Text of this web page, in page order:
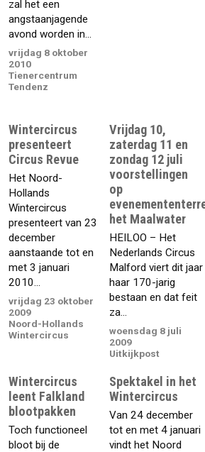
zal het een
angstaanjagende
avond worden in...
vrijdag 8 oktober
2010
Tienercentrum
Tendenz
Wintercircus
presenteert
Circus Revue
Het Noord-
Hollands
Wintercircus
presenteert van 23
december
aanstaande tot en
met 3 januari
2010...
vrijdag 23 oktober
2009
Noord-Hollands
Wintercircus
Vrijdag 10,
zaterdag 11 en
zondag 12 juli
voorstellingen
op
het Maalwater
HEILOO – Het
Nederlands Circus
Malford viert dit jaar
haar 170-jarig
bestaan en dat feit
za...
woensdag 8 juli
2009
Uitkijkpost
Wintercircus
leent Falkland
blootpakken
Toch functioneel
bloot bij de
Spektakel in het
Wintercircus
Van 24 december
tot en met 4 januari
vindt het Noord